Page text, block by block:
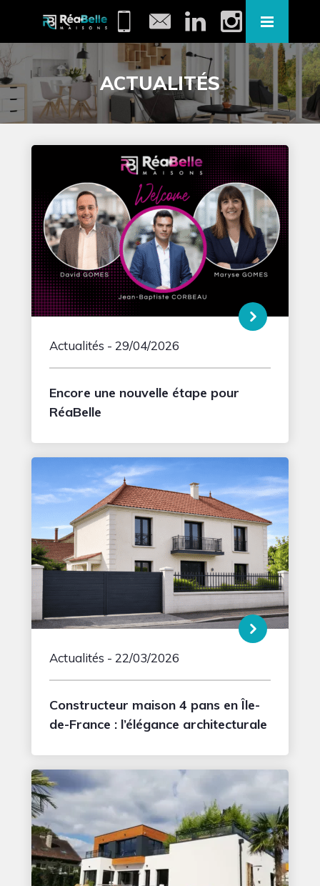
ACTUALITÉS
Actualités - 29/04/2026
Encore une nouvelle étape pour
RéaBelle
Actualités - 22/03/2026
Constructeur maison 4 pans en Île-
de-France : l’élégance architecturale